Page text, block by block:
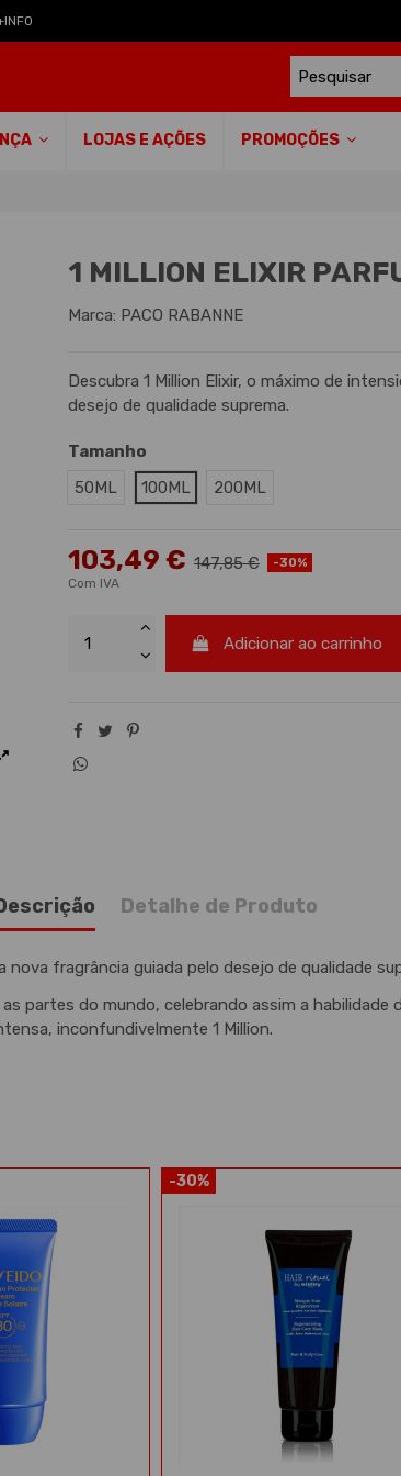
LOJAS E AÇÕES PROMOÇÕES
1 MILLION ELIXIR
Marca: PACO RABANNE
Descubra 1 Million Elixir, o máximo de
desejo de qualidade suprema.
Tamanho
50ML
100ML 200ML
103,49 € 147,85 €
-30%
Com IVA
Adicionar ao carrinho
Detalhe de Produto
nova fragrância guiada pelo desejo de qualidade
partes do mundo, celebrando assim a
inconfundivelmente 1 Million.
-30%